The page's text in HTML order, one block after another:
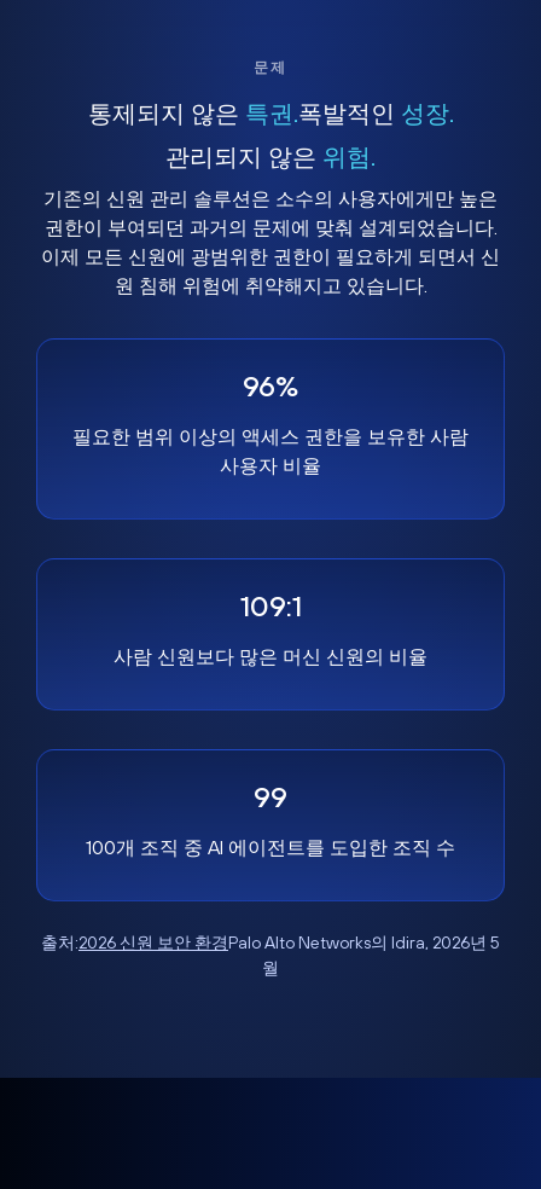
문제
통제되지 않은 특권. 폭발적인 성장.
관리되지 않은 위험.
기존의 신원 관리 솔루션은 소수의 사용자에게만 높은
권한이 부여되던 과거의 문제에 맞춰 설계되었습니다.
이제 모든 신원에 광범위한 권한이 필요하게 되면서 신
원 침해 위험에 취약해지고 있습니다.
96%
필요한 범위 이상의 액세스 권한을 보유한 사람
사용자 비율
109:1
사람 신원보다 많은 머신 신원의 비율
99
100개 조직 중 AI 에이전트를 도입한 조직 수
출처:2026 신원 보안 환경Palo Alto Networks의 Idira, 2026년 5
월